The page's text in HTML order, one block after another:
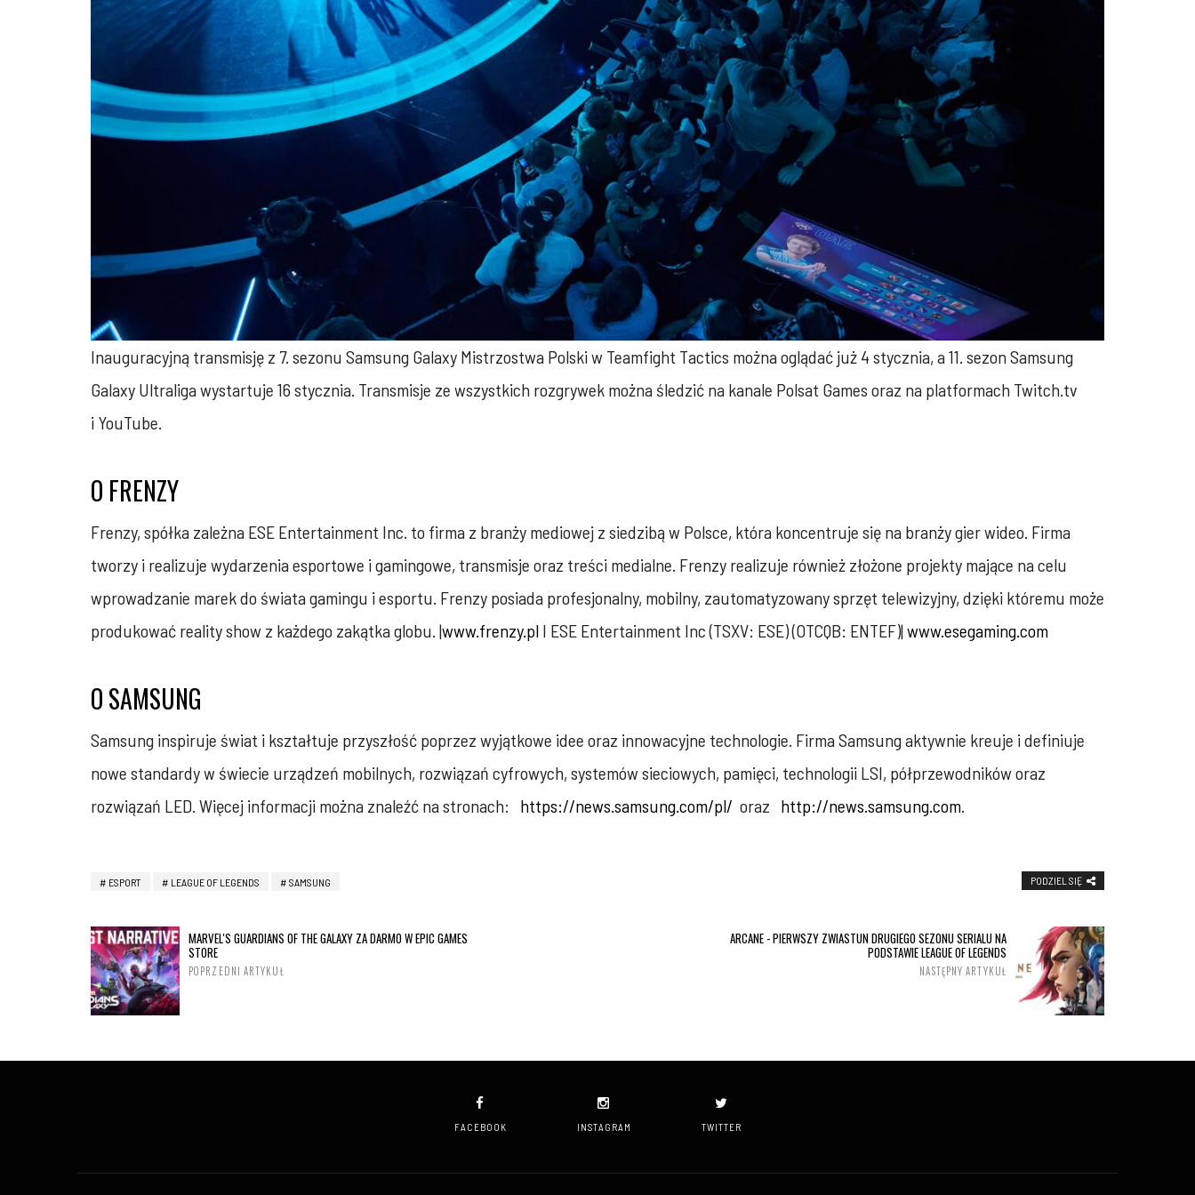
Inauguracyjną transmisję z 7. sezonu Samsung Galaxy Mistrzostwa Polski w Teamfight Tactics można oglądać już 4 stycznia, a 11. sezon Samsung
Galaxy Ultraliga wystartuje 16 stycznia. Transmisje ze wszystkich rozgrywek można śledzić na kanale Polsat Games oraz na platformach Twitch.tv
i YouTube.
O FRENZY
Frenzy, spółka zależna ESE Entertainment Inc. to firma z branży mediowej z siedzibą w Polsce, która koncentruje się na branży gier wideo. Firma
tworzy i realizuje wydarzenia esportowe i gamingowe, transmisje oraz treści medialne. Frenzy realizuje również złożone projekty mające na celu
wprowadzanie marek do świata gamingu i esportu. Frenzy posiada profesjonalny, mobilny, zautomatyzowany sprzęt telewizyjny, dzięki któremu może
produkować reality show z każdego zakątka globu. |www.frenzy.pl I ESE Entertainment Inc (TSXV: ESE) (OTCQB: ENTEF)|www.esegaming.com
O SAMSUNG
Samsung inspiruje świat i kształtuje przyszłość poprzez wyjątkowe idee oraz innowacyjne technologie. Firma Samsung aktywnie kreuje i definiuje
nowe standardy w świecie urządzeń mobilnych, rozwiązań cyfrowych, systemów sieciowych, pamięci, technologii LSI, półprzewodników oraz
rozwiązań LED. Więcej informacji można znaleźć na stronach: https://news.samsung.com/pl/ oraz http://news.samsung.com.
ESPORT LEAGUE OF LEGENDS SAMSUNG PODZIEL SIĘ
MARVEL'S GUARDIANS OF THE GALAXY ZA DARMO W EPIC GAMES
STORE
POPRZEDNI ARTYKUŁ
ARCANE - PIERWSZY ZWIASTUN DRUGIEGO SEZONU SERIALU NA
PODSTAWIE LEAGUE OF LEGENDS
NASTĘPNY ARTYKUŁ
FACEBOOK INSTAGRAM TWITTER